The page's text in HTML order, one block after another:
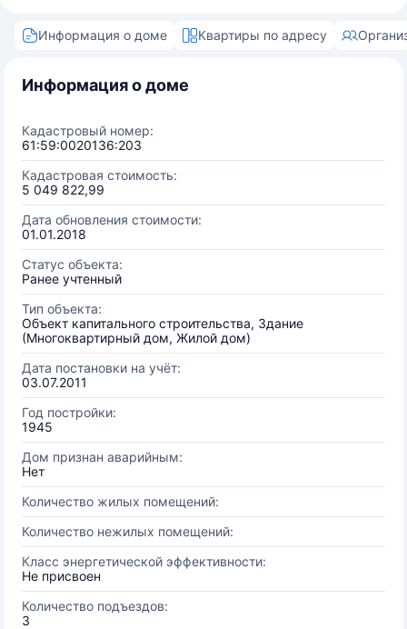
Информация о доме Квартиры по адресу
Информация о доме
Кадастровый номер:
61:59:0020136:203
Кадастровая стоимость:
5 049 822,99
Дата обновления стоимости:
01.01.2018
Статус объекта:
Ранее учтенный
Тип объекта:
Объект капитального строительства, Здание
(Многоквартирный дом, Жилой дом)
Дата постановки на учёт:
03.07.2011
Год постройки:
1945
Дом признан аварийным:
Нет
Количество жилых помещений:
Количество нежилых помещений:
Класс энергетической эффективности:
Не присвоен
Количество подъездов:
3